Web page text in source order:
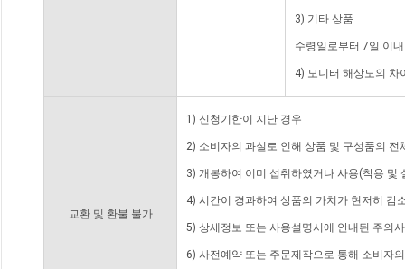
3) 기타 상품
수령일로부터 7일 이
4) 모니터 해상도의 차
교환 및 환불 불가
1) 신청기한이 지난 경우
2) 소비자의 과실로 인해 상품 및 구성품의
3) 개봉하여 이미 섭취하였거나 사용(착용 및
4) 시간이 경과하여 상품의 가치가 현저히 감
5) 상세정보 또는 사용설명서에 안내된 주의
6) 사전예약 또는 주문제작으로 통해 소비자